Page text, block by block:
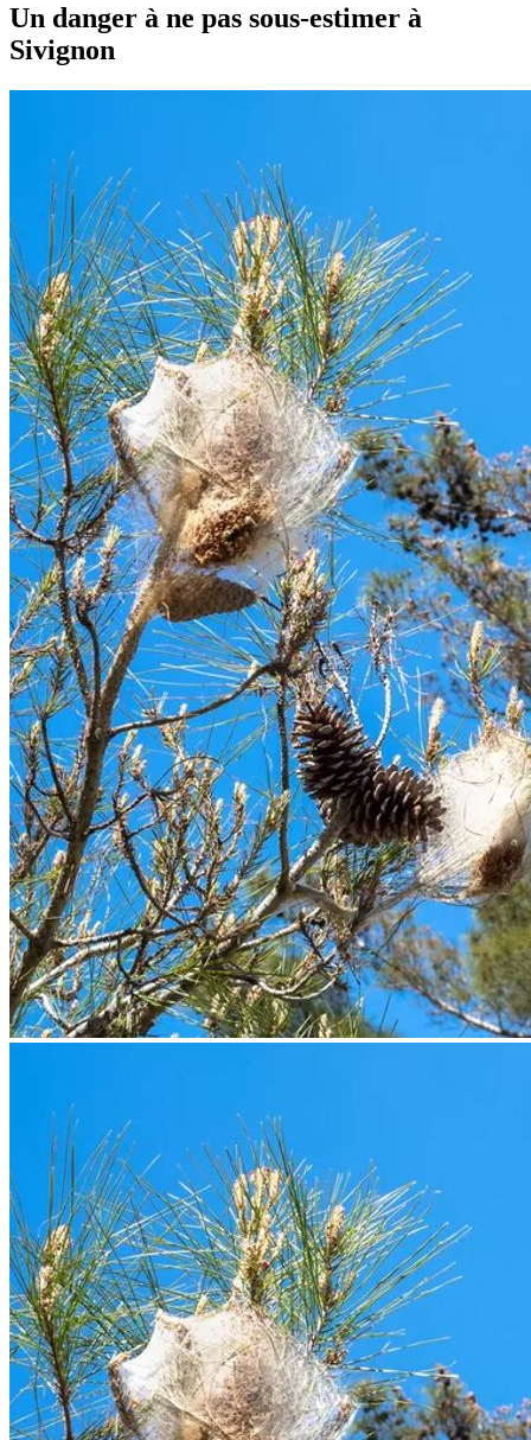
Un danger à ne pas sous-estimer à
Sivignon